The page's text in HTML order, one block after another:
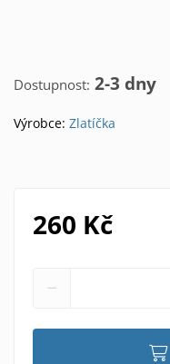
Dostupnost: 2-3 dny
Výrobce: Zlatíčka
260 Kč